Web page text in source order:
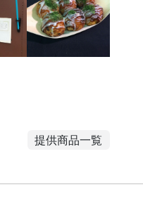
提供商品一覧